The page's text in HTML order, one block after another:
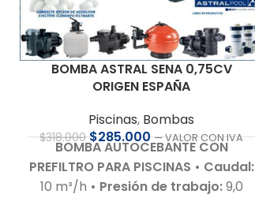
BOMBA ASTRAL SENA 0,75CV
ORIGEN ESPAÑA
Piscinas, Bombas
$318.000 $285.000 — VALOR CON IVA
BOMBA AUTOCEBANTE CON
PREFILTRO PARA PISCINAS • Caudal:
10 m³/h • Presión de trabajo:9,0